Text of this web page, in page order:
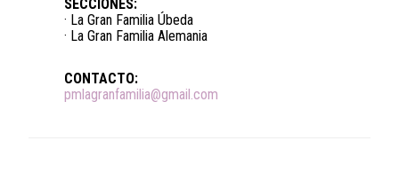
SECCIONES:
· La Gran Familia Úbeda
· La Gran Familia Alemania
CONTACTO:
pmlagranfamilia@gmail.com